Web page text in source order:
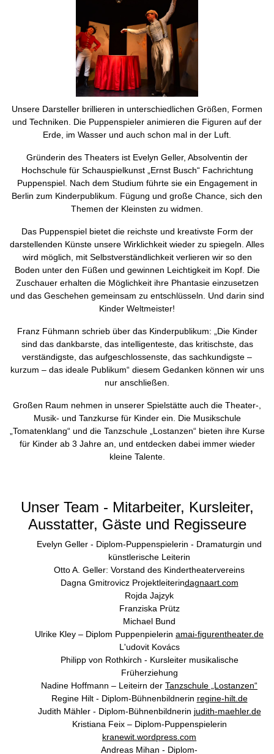
Unsere Darsteller brillieren in unterschiedlichen Größen, Formen
und Techniken. Die Puppenspieler animieren die Figuren auf der
Erde, im Wasser und auch schon mal in der Luft.
Gründerin des Theaters ist Evelyn Geller, Absolventin der
Hochschule für Schauspielkunst „Ernst Busch“ Fachrichtung
Puppenspiel. Nach dem Studium führte sie ein Engagement in
Berlin zum Kinderpublikum. Fügung und große Chance, sich den
Themen der Kleinsten zu widmen.
Das Puppenspiel bietet die reichste und kreativste Form der
darstellenden Künste unsere Wirklichkeit wieder zu spiegeln. Alles
wird möglich, mit Selbstverständlichkeit verlieren wir so den
Boden unter den Füßen und gewinnen Leichtigkeit im Kopf. Die
Zuschauer erhalten die Möglichkeit ihre Phantasie einzusetzen
und das Geschehen gemeinsam zu entschlüsseln. Und darin sind
Kinder Weltmeister!
Franz Fühmann schrieb über das Kinderpublikum: „Die Kinder
sind das dankbarste, das intelligenteste, das kritischste, das
verständigste, das aufgeschlossenste, das sachkundigste –
kurzum – das ideale Publikum“ diesem Gedanken können wir uns
nur anschließen.
Großen Raum nehmen in unserer Spielstätte auch die Theater-,
Musik- und Tanzkurse für Kinder ein. Die Musikschule
„Tomatenklang“ und die Tanzschule „Lostanzen“ bieten ihre Kurse
für Kinder ab 3 Jahre an, und entdecken dabei immer wieder
kleine Talente.
Unser Team - Mitarbeiter, Kursleiter,
Ausstatter, Gäste und Regisseure
Evelyn Geller - Diplom-Puppenspielerin - Dramaturgin und
künstlerische Leiterin
Otto A. Geller: Vorstand des Kindertheatervereins
Dagna Gmitrovicz Projektleiterindagnaart.com
Rojda Jajzyk
Franziska Prütz
Michael Bund
Ulrike Kley – Diplom Puppenpielerin amai-figurentheater.de
L'udovit Kovács
Philipp von Rothkirch - Kursleiter musikalische
Früherziehung
Nadine Hoffmann – Leiteirn der Tanzschule „Lostanzen“
Regine Hilt - Diplom-Bühnenbildnerin regine-hilt.de
Judith Mähler - Diplom-Bühnenbildnerin judith-maehler.de
Kristiana Feix – Diplom-Puppenspielerin
kranewit.wordpress.com
Andreas Mihan - Diplom-